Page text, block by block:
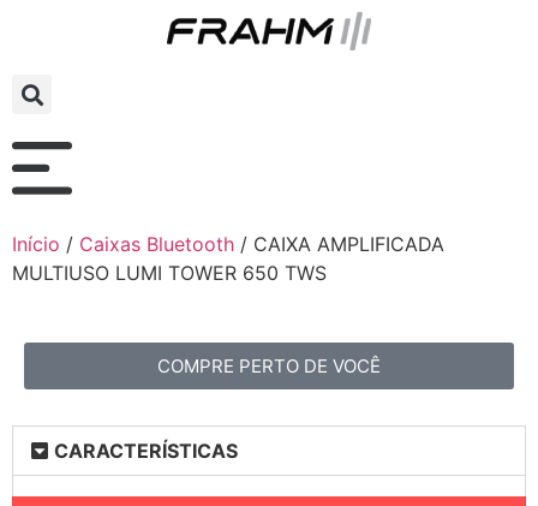
Início / Caixas Bluetooth / CAIXA AMPLIFICADA
MULTIUSO LUMI TOWER 650 TWS
COMPRE PERTO DE VOCÊ
CARACTERÍSTICAS